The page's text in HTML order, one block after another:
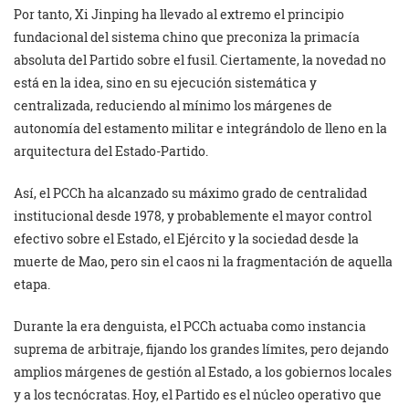
Por tanto, Xi Jinping ha llevado al extremo el principio
fundacional del sistema chino que preconiza la primacía
absoluta del Partido sobre el fusil. Ciertamente, la novedad no
está en la idea, sino en su ejecución sistemática y
centralizada, reduciendo al mínimo los márgenes de
autonomía del estamento militar e integrándolo de lleno en la
arquitectura del Estado-Partido.
Así, el PCCh ha alcanzado su máximo grado de centralidad
institucional desde 1978, y probablemente el mayor control
efectivo sobre el Estado, el Ejército y la sociedad desde la
muerte de Mao, pero sin el caos ni la fragmentación de aquella
etapa.
Durante la era denguista, el PCCh actuaba como instancia
suprema de arbitraje, fijando los grandes límites, pero dejando
amplios márgenes de gestión al Estado, a los gobiernos locales
y a los tecnócratas. Hoy, el Partido es el núcleo operativo que